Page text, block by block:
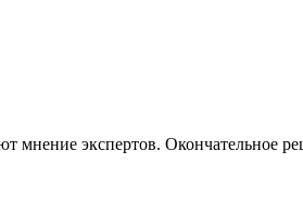
экспертов. Окончательное